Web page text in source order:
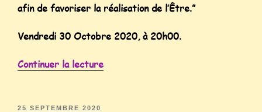
afin de favoriser la réalisation de l’Être.”
Vendredi 30 Octobre 2020, à 20h00.
Continuer la lecture
25 SEPTEMBRE 2020